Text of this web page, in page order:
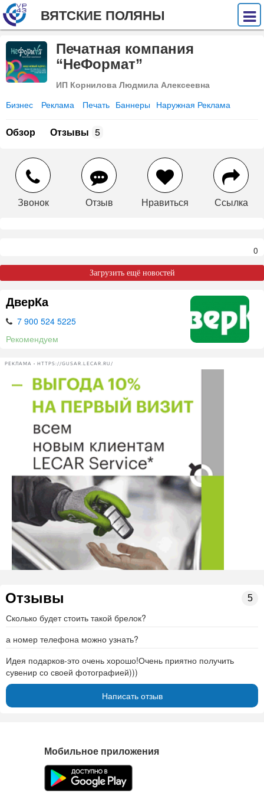
ВЯТСКИЕ ПОЛЯНЫ
Печатная компания
“НеФормат”
ИП Корнилова Людмила Алексеевна
Бизнес Реклама Печать Баннеры Наружная Реклама
Обзор Отзывы 5
Звонок Отзыв Нравиться Ссылка
0
Загрузить ещё новостей
ДверКа
7 900 524 5225
Рекомендуем
РЕКЛАМА • HTTPS://GUSAR.LECAR.RU/
Отзывы 5
Сколько будет стоить такой брелок?
а номер телефона можно узнать?
Идея подарков-это очень хорошо!Очень приятно получить
сувенир со своей фотографией)))
Написать отзыв
Мобильное приложения